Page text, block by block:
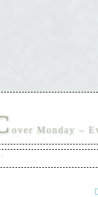
over Monday –